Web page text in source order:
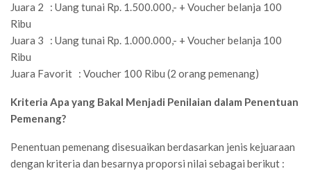
Juara 2 : Uang tunai Rp. 1.500.000,- + Voucher belanja 100
Ribu
Juara 3
: Uang tunai Rp. 1.000.000,- + Voucher belanja 100
Ribu
Juara Favorit : Voucher 100 Ribu (2 orang pemenang)
Kriteria Apa yang Bakal Menjadi Penilaian dalam Penentuan
Pemenang?
Penentuan pemenang disesuaikan berdasarkan jenis kejuaraan
dengan kriteria dan besarnya proporsi nilai sebagai berikut :